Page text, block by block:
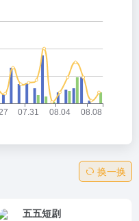
换一换
五五短剧